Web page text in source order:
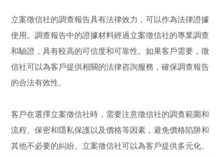
立案徵信社的調查報告具有法律效力，可以作為法律證據
使用。調查報告中的證據材料經過立案徵信社的專業調查
和驗證，具有較高的可信度和可靠性。如果客戶需要，徵
信社可以為客戶提供相關的法律咨詢服務，確保調查報告
的合法有效性。
客戶在選擇立案徵信社時，需要注意徵信社的調查範圍和
流程、保密和隱私保護以及價格等因素，避免價格陷阱和
其他不必要的糾紛。立案徵信社可以為客戶提供多元化、